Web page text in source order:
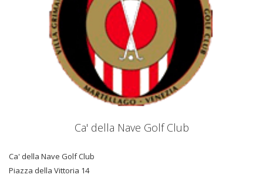
Ca' della Nave Golf Club
Ca' della Nave Golf Club
Piazza della Vittoria 14